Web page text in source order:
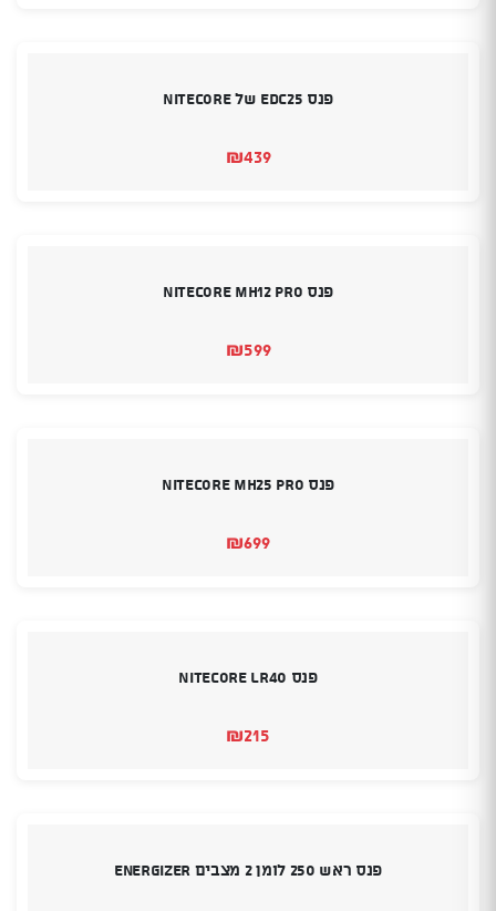
פנס EDC25 של Nitecore
₪439
פנס Nitecore MH12 Pro
₪599
פנס Nitecore MH25 Pro
₪699
פנס Nitecore LR40
₪215
פנס ראש 250 לומן 2 מצבים Energizer